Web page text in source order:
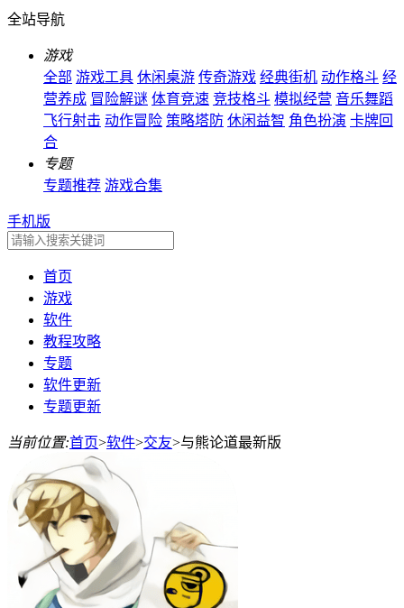
全站导航
游戏
全部 游戏工具 休闲桌游 传奇游戏 经典街机 动作格斗 经
营养成 冒险解谜 体育竞速 竞技格斗 模拟经营 音乐舞蹈
飞行射击 动作冒险 策略塔防 休闲益智 角色扮演 卡牌回
合
专题
专题推荐 游戏合集
手机版
首页
游戏
软件
教程攻略
专题
软件更新
专题更新
当前位置:首页>软件>交友>与熊论道最新版